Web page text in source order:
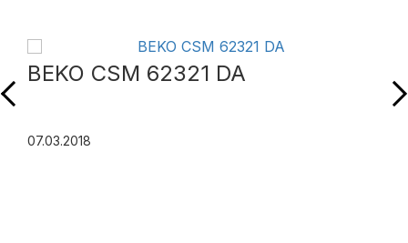
BEKO CSM 62321 DA
07.03.2018